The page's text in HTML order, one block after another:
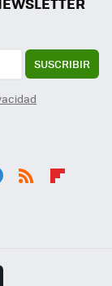
SUSCRIBIR